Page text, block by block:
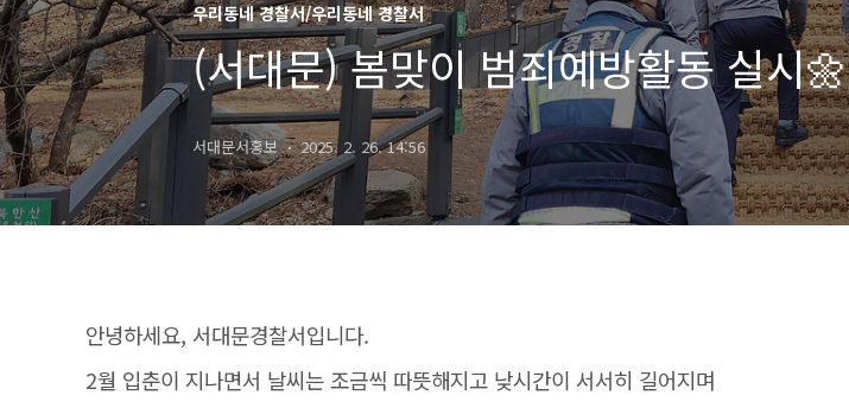
우리동네 경찰서/우리동네 경찰서
(서대문) 봄맞이 범죄예방활동 실시🌼
서대문서홍보 2025. 2. 26. 14:56
안녕하세요, 서대문경찰서입니다.
2월 입춘이 지나면서 날씨는 조금씩 따뜻해지고 낮시간이 서서히 길어지며